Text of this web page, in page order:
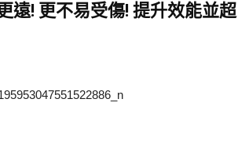
遠! 更不易受傷! 提升效能並超